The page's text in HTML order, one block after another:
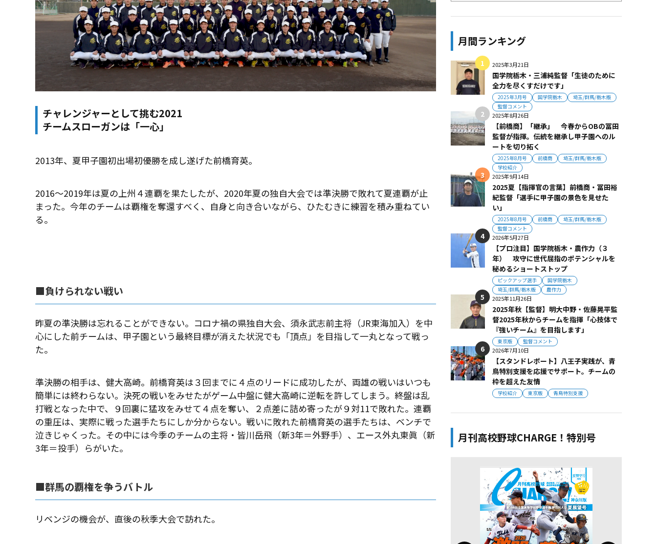
チャレンジャーとして挑む2021
チームスローガンは「一心」
2013年、夏甲子園初出場初優勝を成し遂げた前橋育英。
2016〜2019年は夏の上州４連覇を果たしたが、2020年夏の独自大会では準決勝で敗れて夏連覇が止
まった。今年のチームは覇権を奪還すべく、自身と向き合いながら、ひたむきに練習を積み重ねてい
る。
■負けられない戦い
昨夏の準決勝は忘れることができない。コロナ禍の県独自大会、須永武志前主将（JR東海加入）を中
心にした前チームは、甲子園という最終目標が消えた状況でも「頂点」を目指して一丸となって戦っ
た。
準決勝の相手は、健大高崎。前橋育英は３回までに４点のリードに成功したが、両雄の戦いはいつも
簡単には終わらない。決死の戦いをみせたがゲーム中盤に健大高崎に逆転を許してしまう。終盤は乱
打戦となった中で、９回裏に猛攻をみせて４点を奪い、２点差に詰め寄ったが９対11で敗れた。連覇
の重圧は、実際に戦った選手たちにしか分からない。戦いに敗れた前橋育英の選手たちは、ベンチで
泣きじゃくった。その中には今季のチームの主将・皆川岳飛（新3年＝外野手）、エース外丸東眞（新
3年＝投手）らがいた。
■群馬の覇権を争うバトル
リベンジの機会が、直後の秋季大会で訪れた。
月間ランキング
2025年3月21日
国学院栃木・三浦純監督「生徒のために
全力を尽くすだけです」
2025年3月号 国学院栃木
埼玉/群馬/栃木版
監督コメント
2025年8月26日
【前橋商】「継承」 今春からOBの冨田
監督が指揮。伝統を継承し甲子園へのル
ートを切り拓く
2025年8月号 前橋商
埼玉/群馬/栃木版
学校紹介
2025年9月14日
2025夏【指揮官の言葉】前橋商・冨田裕
紀監督「選手に甲子園の景色を見せた
い」
2025年8月号 前橋商
埼玉/群馬/栃木版
監督コメント
2026年5月27日
【プロ注目】国学院栃木・農作力（３
年） 攻守に世代屈指のポテンシャルを
秘めるショートストップ
ピックアップ選手
国学院栃木
埼玉/群馬/栃木版
農作力
2025年11月26日
2025年秋【監督】明大中野・佐藤晃平監
督2025年秋からチームを指揮「心技体で
『強いチーム』を目指します」
東京版 監督コメント
2026年7月10日
【スタンドレポート】八王子実践が、青
鳥特別支援を応援でサポート。チームの
枠を超えた友情
学校紹介 東京版 青鳥特別支援
月刊高校野球CHARGE！特別号